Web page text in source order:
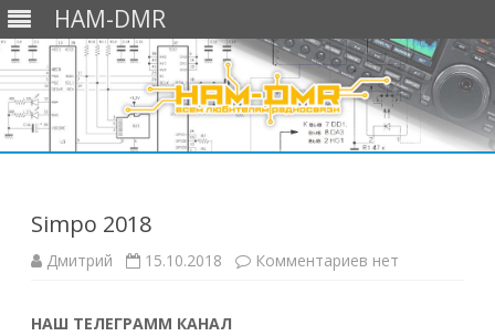
HAM-DMR
Simpo 2018
Дмитрий 15.10.2018 Комментариев кнет
НАШ ТЕЛЕГРАММ КАНАЛ